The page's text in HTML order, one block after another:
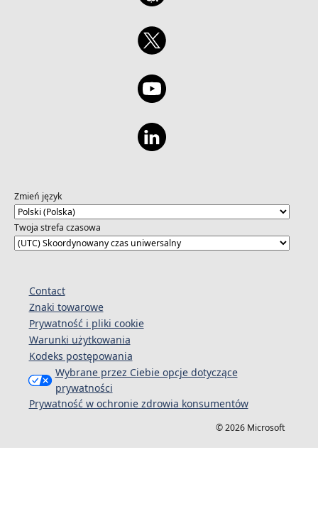
Zmień język
Twoja strefa czasowa
Contact
Znaki towarowe
Prywatność i pliki cookie
Warunki użytkowania
Kodeks postępowania
Wybrane przez Ciebie opcje dotyczące
prywatności
Prywatność w ochronie zdrowia konsumentów
© 2026 Microsoft